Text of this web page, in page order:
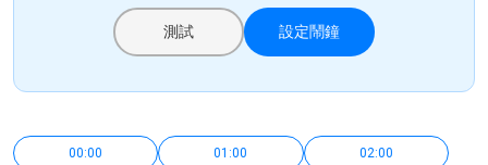
測試 設定鬧鐘
00:00 01:00 02:00